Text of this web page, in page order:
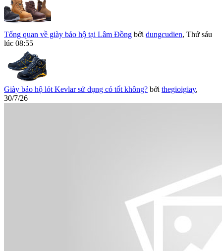
Tổng quan về giày bảo hộ tại Lâm Đồng bởi dungcudien, Thứ sáu
lúc 08:55
Giày bảo hộ lót Kevlar sử dụng có tốt không? bởi thegioigiay,
30/7/26